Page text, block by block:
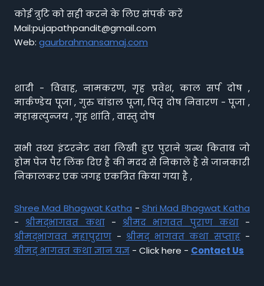
कोई त्रुटि को सही करने के लिए संपर्क करें
Mail:pujapathpandit@gmail.com
Web: gaurbrahmansamaj.com
शादी - विवाह, नामकरण, गृह प्रवेश, काल सर्प दोष ,
मार्कण्डेय पूजा , गुरु चांडाल पूजा, पितृ दोष निवारण - पूजा ,
महाम्रत्युन्जय , गृह शांति , वास्तु दोष
सभी तथ्य इंटरनेट तथा लिखी हुए पुराने ग्रन्थ किताब जो
होम पेज पैर लिंक दिए है की मदद से निकाले है से जानकारी
निकालकर एक जगह एकत्रित किया गया है ,
Shree Mad Bhagwat Katha - Shri Mad Bhagwat Katha
- श्रीमद्भागवत कथा- श्रीमद भागवत पुराण कथा-
श्रीमद्भागवत महापुराण - श्रीमद् भागवत कथा सप्ताह-
श्रीमद् भागवत कथा ज्ञान यज्ञ - Click here - Contact Us